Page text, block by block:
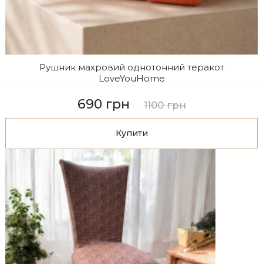
Рушник махровий однотонний теракот
LoveYouHome
690 грн 1100 грн
Купити